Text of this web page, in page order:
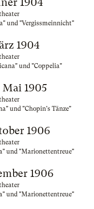
und "Vergissmeinnicht"
1904
und "Coppelia"
Mai 1905
und "Chopin's Tänze"
1906
und "Marionettentreue"
1906
und "Marionettentreue"